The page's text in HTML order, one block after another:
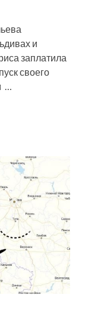
и
заплатила
своего
…